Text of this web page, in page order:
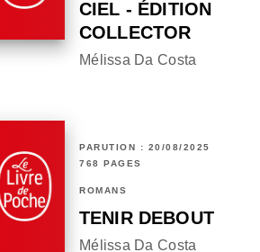
CIEL - ÉDITION
COLLECTOR
Mélissa Da Costa
PARUTION : 20/08/2025
768 PAGES
ROMANS
TENIR DEBOUT
Mélissa Da Costa